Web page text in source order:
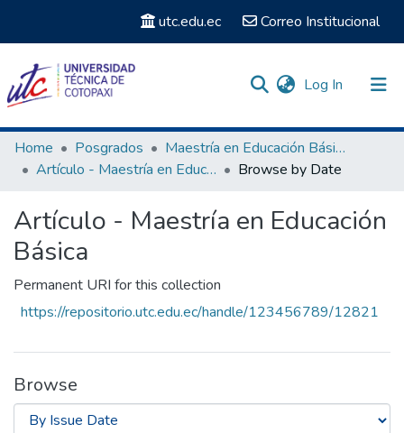
utc.edu.ec Correo Institucional
Log In (current)
Communities & Collections
Home Posgrados
Maestría en Educación Básica
Artículo - Maestría en Educación Básica
Browse by Date
Artículo - Maestría en Educación
Básica
Permanent URI for this collection
https://repositorio.utc.edu.ec/handle/123456789/12821
Browse